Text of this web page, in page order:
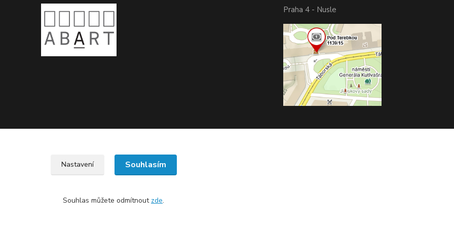
Praha 4 - Nusle
Upravit sběr cookies.
Nastavení Souhlasím
Souhlas můžete odmítnout zde.